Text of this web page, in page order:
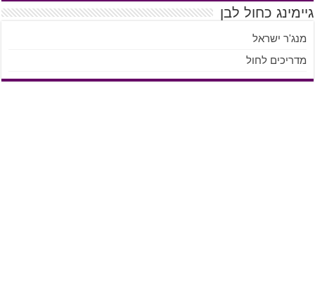
גיימינג כחול לבן
מנג'ר ישראל
מדריכים לחול